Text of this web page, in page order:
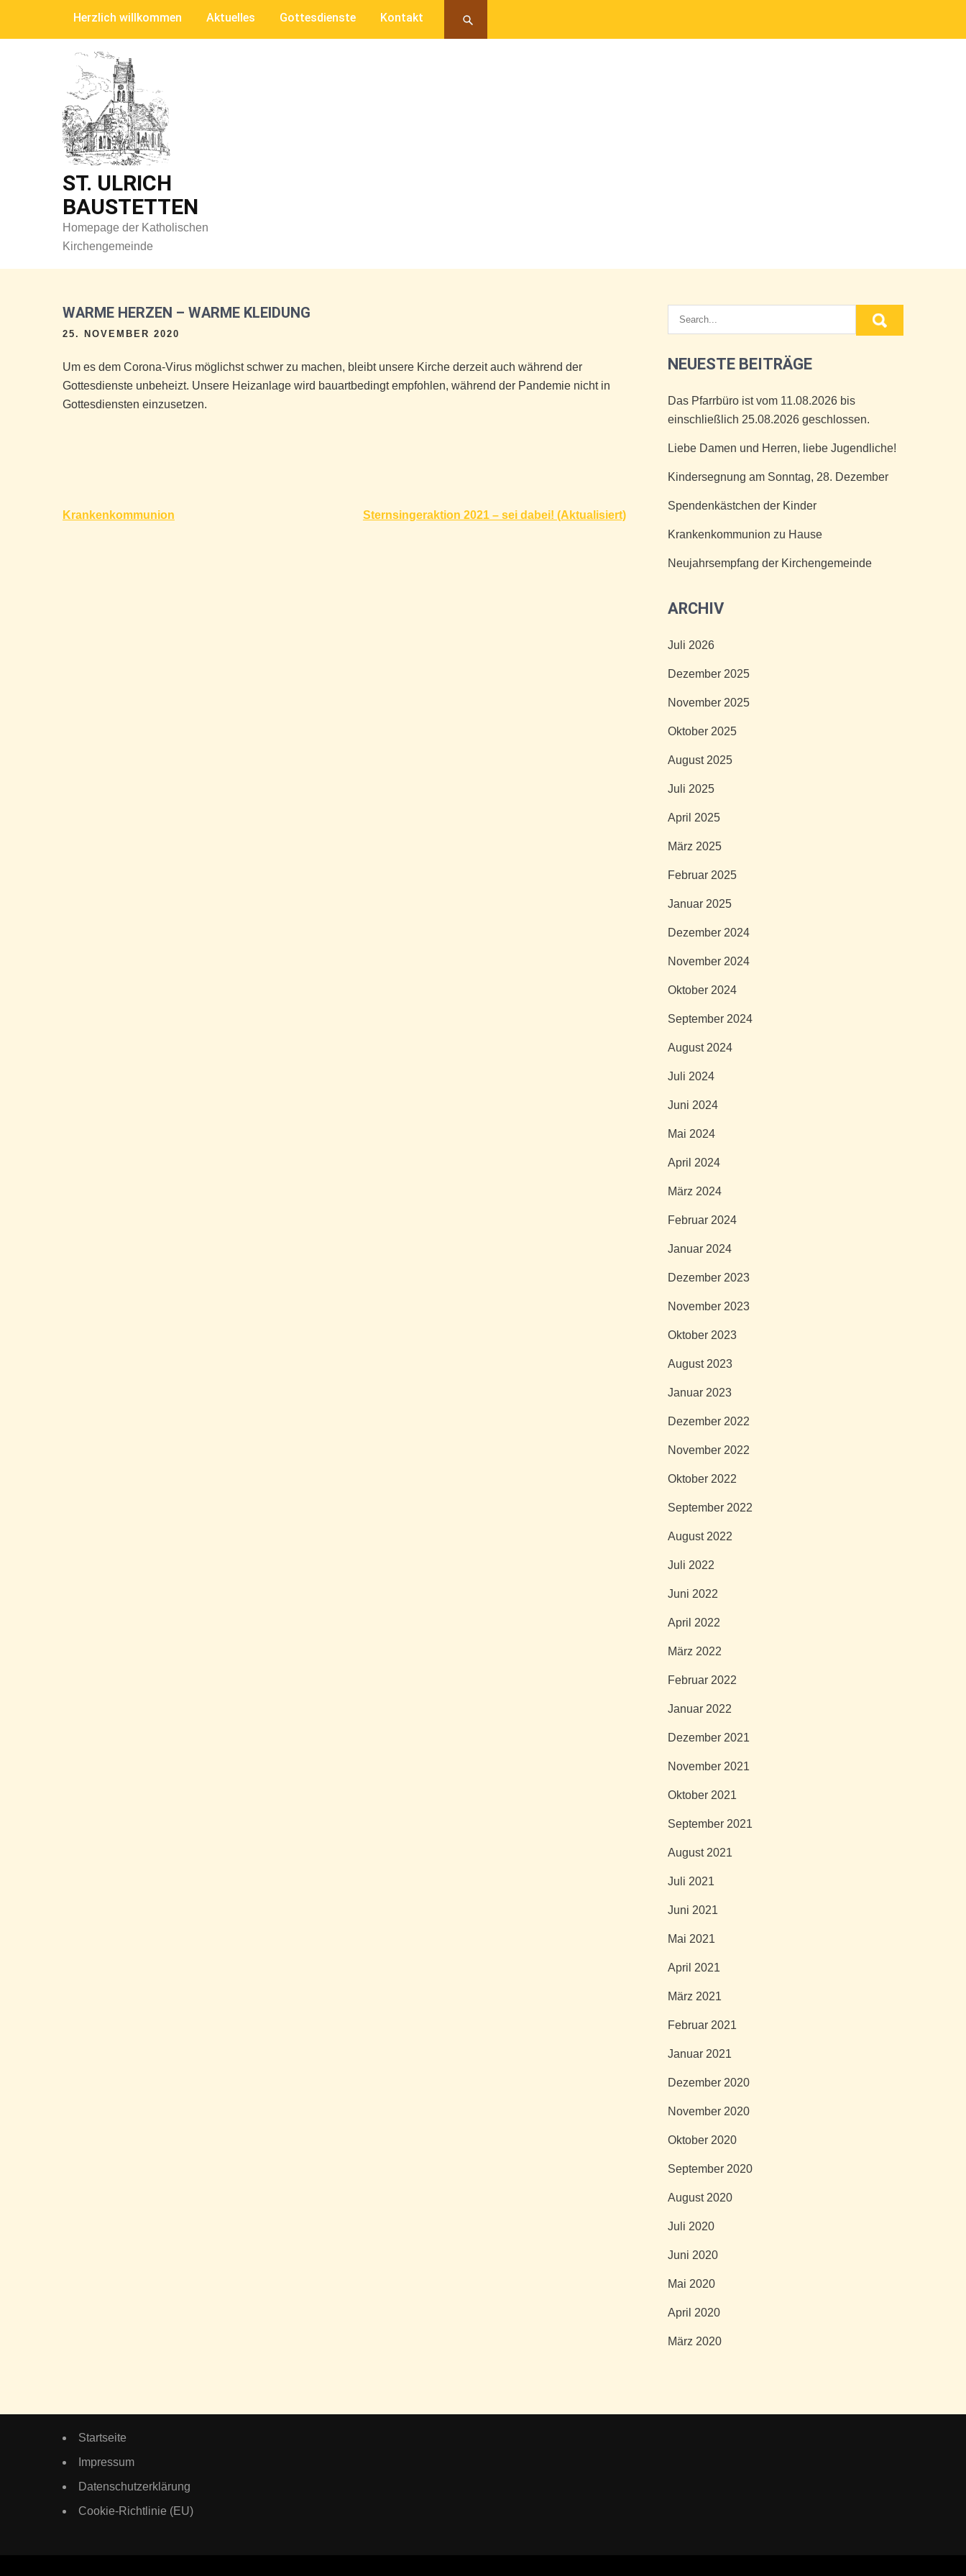
Herzlich willkommen Aktuelles Gottesdienste Kontakt
ST. ULRICH
BAUSTETTEN
Homepage der Katholischen
Kirchengemeinde
WARME HERZEN – WARME KLEIDUNG
25. NOVEMBER 2020
Um es dem Corona-Virus möglichst schwer zu machen, bleibt unsere Kirche derzeit auch während der
Gottesdienste unbeheizt. Unsere Heizanlage wird bauartbedingt empfohlen, während der Pandemie nicht in
Gottesdiensten einzusetzen.
Beitragsnavigation
Krankenkommunion Sternsingeraktion 2021 – sei dabei! (Aktualisiert)
NEUESTE BEITRÄGE
Das Pfarrbüro ist vom 11.08.2026 bis
einschließlich 25.08.2026 geschlossen.
Liebe Damen und Herren, liebe Jugendliche!
Kindersegnung am Sonntag, 28. Dezember
Spendenkästchen der Kinder
Krankenkommunion zu Hause
Neujahrsempfang der Kirchengemeinde
ARCHIV
Juli 2026
Dezember 2025
November 2025
Oktober 2025
August 2025
Juli 2025
April 2025
März 2025
Februar 2025
Januar 2025
Dezember 2024
November 2024
Oktober 2024
September 2024
August 2024
Juli 2024
Juni 2024
Mai 2024
April 2024
März 2024
Februar 2024
Januar 2024
Dezember 2023
November 2023
Oktober 2023
August 2023
Januar 2023
Dezember 2022
November 2022
Oktober 2022
September 2022
August 2022
Juli 2022
Juni 2022
April 2022
März 2022
Februar 2022
Januar 2022
Dezember 2021
November 2021
Oktober 2021
September 2021
August 2021
Juli 2021
Juni 2021
Mai 2021
April 2021
März 2021
Februar 2021
Januar 2021
Dezember 2020
November 2020
Oktober 2020
September 2020
August 2020
Juli 2020
Juni 2020
Mai 2020
April 2020
März 2020
Startseite
Impressum
Datenschutzerklärung
Cookie-Richtlinie (EU)